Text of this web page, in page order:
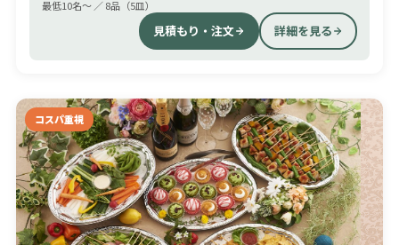
最低10名〜 ／ 8品（5皿）
見積もり・注文 詳細を見る
コスパ重視